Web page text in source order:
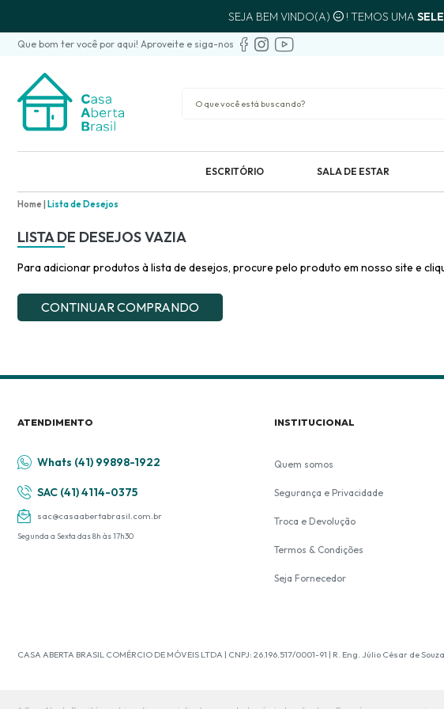
SEJA BEM VINDO(A) ! TEMOS UMA
Que bom ter você por aqui! Aproveite e siga-nos
ESCRITÓRIO SALA DE ESTAR
Home Lista de Desejos
LISTA DE DESEJOS VAZIA
Para adicionar produtos à lista de desejos, procure pelo produto em nosso site e
CONTINUAR COMPRANDO
ATENDIMENTO
Whats (41) 99898-1922
SAC (41) 4114-0375
sac@casaabertabrasil.com.br
Segunda a Sexta das 8h às 17h30
INSTITUCIONAL
Quem somos
Segurança e Privacidade
Troca e Devolução
Termos & Condições
Seja Fornecedor
CASA ABERTA BRASIL COMÉRCIO DE MÓVEIS LTDA | CNPJ: 26.196.517/0001-91 | R. Eng. Júlio César de